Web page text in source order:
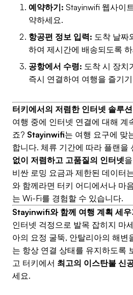
예약하기: Stayinwifi 웹사이
약하세요.
항공편 정보 입력: 도착 날짜
하여 제시간에 배송되도록
공항에서 수령: 도착 시 장치
즉시 연결하여 여행을 즐기
터키에서의 저렴한 인터넷 솔루션
여행 중에 인터넷 연결에 대해 계
죠? Stayinwifi는 여행 요구에 맞
합니다. 체류 기간에 따라 플랜을
없이 저렴하고 고품질의 인터넷
비싼 로밍 요금과 제한된 데이터
와 함께라면 터키 어디에서나 마
는 Wi-Fi를 경험할 수 있습니다.
Stayinwifi와 함께 여행 계획 세우
인터넷 걱정으로 발목 잡히지 마
아의 요정 굴뚝, 안탈리아의 해변
는 항상 연결 상태를 유지하도록
고 터키에서 최고의 이스탄불 신
세요.